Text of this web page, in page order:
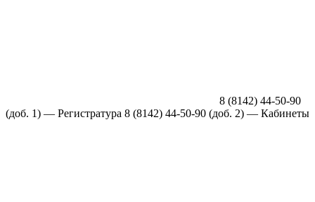
8 (8142) 44-50-90
(доб. 1) — Регистратура 8 (8142) 44-50-90 (доб. 2) — Кабинеты